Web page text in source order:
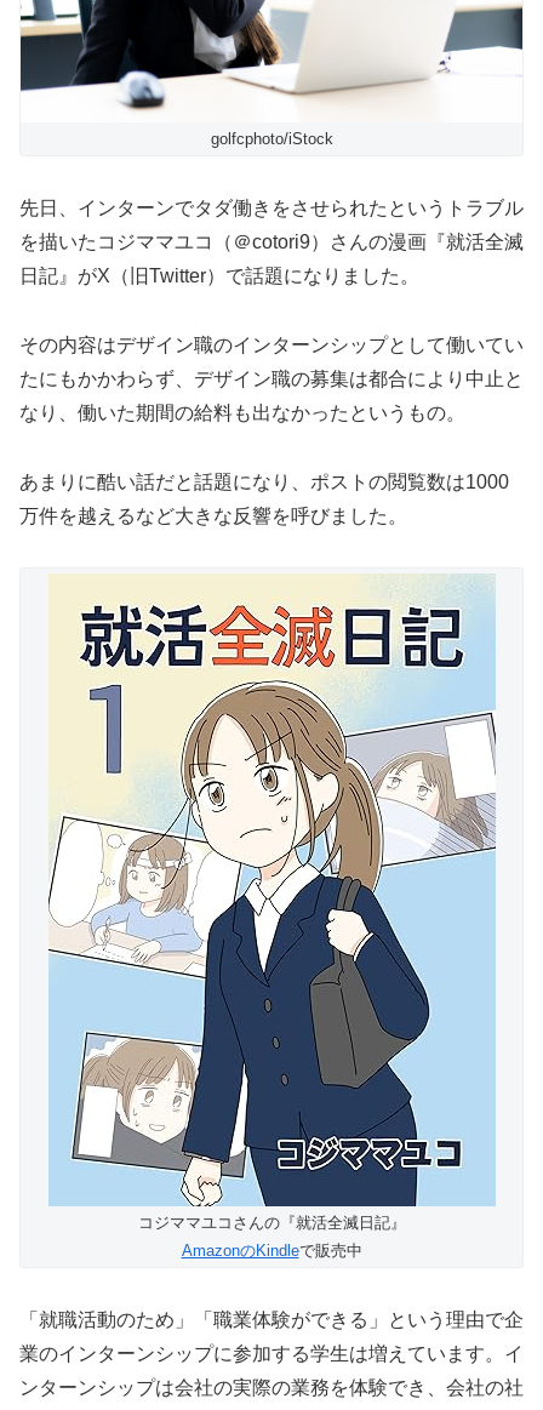
golfcphoto/iStock
先日、インターンでタダ働きをさせられたというトラブル
を描いたコジママユコ（＠cotori9）さんの漫画『就活全滅
日記』がX（旧Twitter）で話題になりました。
その内容はデザイン職のインターンシップとして働いてい
たにもかかわらず、デザイン職の募集は都合により中止と
なり、働いた期間の給料も出なかったというもの。
あまりに酷い話だと話題になり、ポストの閲覧数は1000
万件を越えるなど大きな反響を呼びました。
コジママユコさんの『就活全滅日記』
AmazonのKindleで販売中
「就職活動のため」「職業体験ができる」という理由で企
業のインターンシップに参加する学生は増えています。イ
ンターンシップは会社の実際の業務を体験でき、会社の社